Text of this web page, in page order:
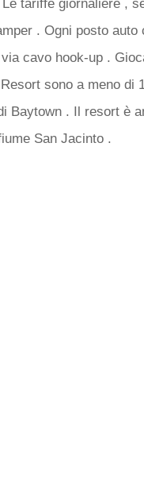
tariffe giornaliere ,
. Ogni posto auto
cavo hook-up .
sono a meno di
Baytown . Il resort è
San Jacinto .